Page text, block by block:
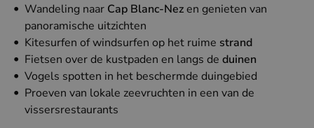
Wandeling naar Cap Blanc-Nezen genieten van
panoramische uitzichten
Kitesurfen of windsurfen op het ruime strand
Fietsen over de kustpaden en langs de duinen
Vogels spotten in het beschermde duingebied
Proeven van lokale zeevruchten in een van de
vissersrestaurants